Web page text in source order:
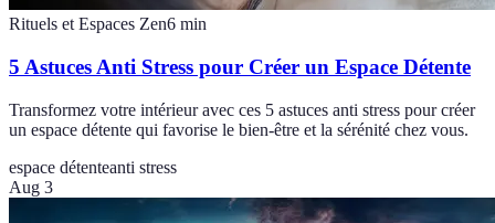
Rituels et Espaces Zen6 min
5 Astuces Anti Stress pour Créer un Espace Détente
Transformez votre intérieur avec ces 5 astuces anti stress pour créer
un espace détente qui favorise le bien-être et la sérénité chez vous.
espace détenteanti stress
Aug 3